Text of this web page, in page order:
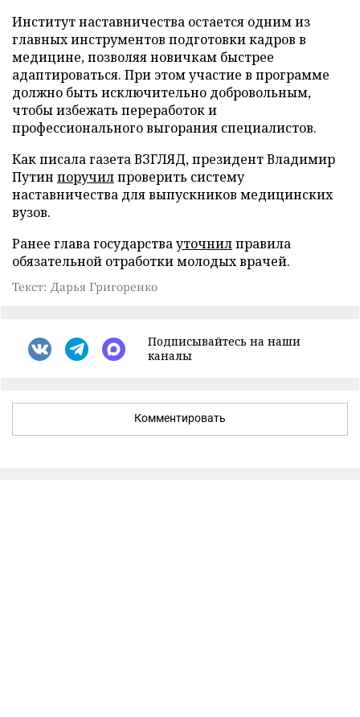
Институт наставничества остается одним из
главных инструментов подготовки кадров в
медицине, позволяя новичкам быстрее
адаптироваться. При этом участие в программе
должно быть исключительно добровольным,
чтобы избежать переработок и
профессионального выгорания специалистов.
Как писала газета ВЗГЛЯД, президент Владимир
Путин поручилпроверить систему
наставничества для выпускников медицинских
вузов.
Ранее глава государствауточнилправила
обязательной отработки молодых врачей.
Текст: Дарья Григоренко
Подписывайтесь на наши
каналы
Комментировать